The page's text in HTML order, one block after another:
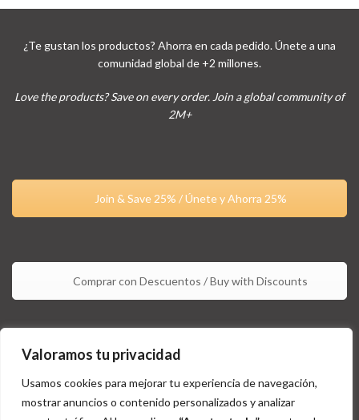
Valoramos tu privacidad
Usamos cookies para mejorar tu experiencia de navegación,
mostrar anuncios o contenido personalizados y analizar
¿Te gustan los productos? Ahorra en cada pedido. Únete a una
comunidad global de +2 millones.
Love the products? Save on every order. Join a global community of
2M+
Join & Save 25% / Únete y Ahorra 25%
Comprar con Descuentos / Buy with Discounts